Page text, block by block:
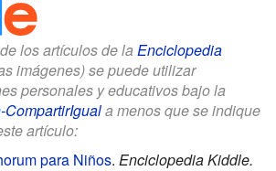
los artículos de la Enciclopedia
imágenes) se puede utilizar
personales y educativos bajo la
CompartirIguala menos que se indique
artículo:
para Niños. Enciclopedia Kiddle.